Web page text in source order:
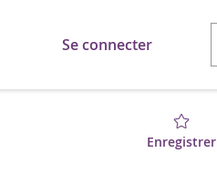
Se connecter
Enregistrer